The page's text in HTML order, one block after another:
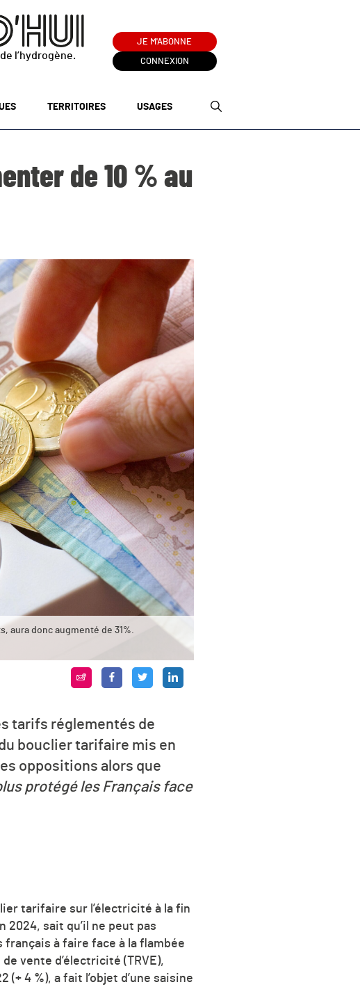
l’hydrogène.
JE M'ABONNE
CONNEXION
TERRITOIRES USAGES
de 10 % au
aura donc augmenté de 31%.
tarifs réglementés de
bouclier tarifaire mis en
oppositions alors que
protégé les Français face
tarifaire sur l’électricité à la fin
2024, sait qu’il ne peut pas
à faire face à la flambée
vente d’électricité (TRVE),
4 %), a fait l’objet d’une saisine